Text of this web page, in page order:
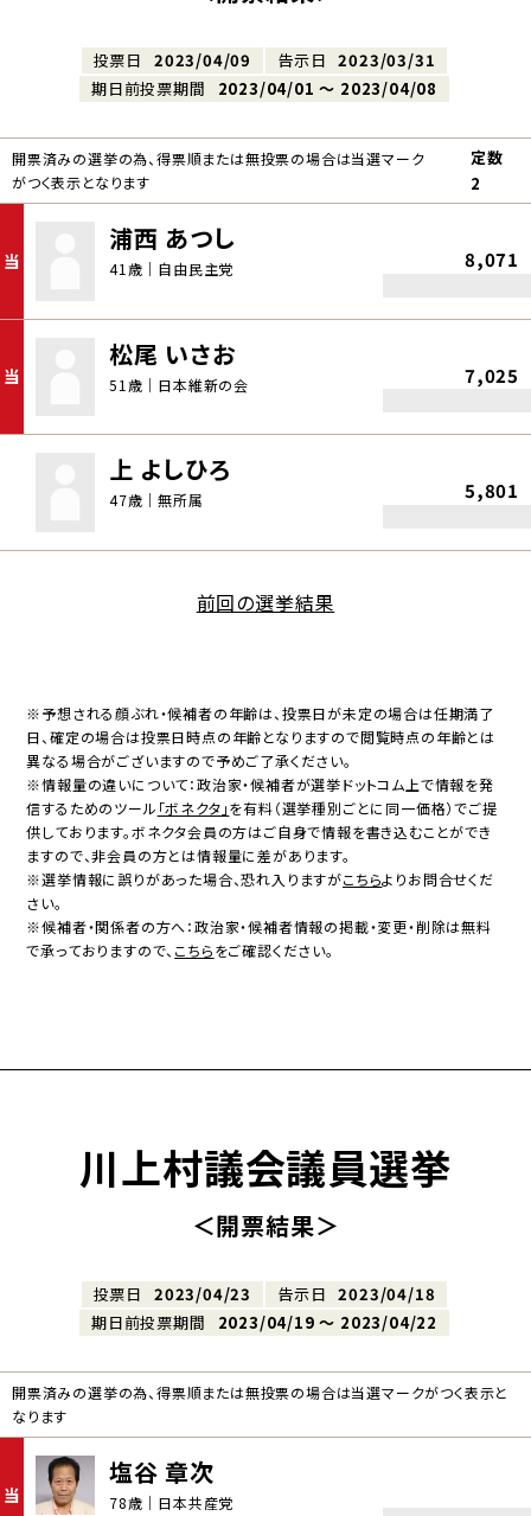
投票日 2023/04/09 告示日
2023/03/31
期日前投票期間
2023/04/01 〜 2023/04/08
開票済みの選挙の為、得票順または無投票の場合は当選マーク
がつく表示となります
定数
2
当
浦西 あつし
41歳｜自由民主党 8,071
当
松尾 いさお
51歳｜日本維新の会 7,025
上 よしひろ
47歳｜無所属 5,801
前回の選挙結果
※予想される顔ぶれ・候補者の年齢は、投票日が未定の場合は任期満了
日、確定の場合は投票日時点の年齢となりますので閲覧時点の年齢とは
異なる場合がございますので予めご了承ください。
※情報量の違いについて：政治家・候補者が選挙ドットコム上で情報を発
信するためのツール 「ボネクタ」を有料（選挙種別ごとに同一価格）でご提
供しております。ボネクタ会員の方はご自身で情報を書き込むことができ
ますので、非会員の方とは情報量に差があります。
※選挙情報に誤りがあった場合、恐れ入りますがこちらよりお問合せくだ
さい。
※候補者・関係者の方へ：政治家・候補者情報の掲載・変更・削除は無料
で承っておりますので、 こちらをご確認ください。
川上村議会議員選挙
＜開票結果＞
投票日 2023/04/23 告示日
2023/04/18
期日前投票期間
2023/04/19 〜 2023/04/22
開票済みの選挙の為、得票順または無投票の場合は当選マークがつく表示と
なります
当
塩谷 章次
78歳｜日本共産党